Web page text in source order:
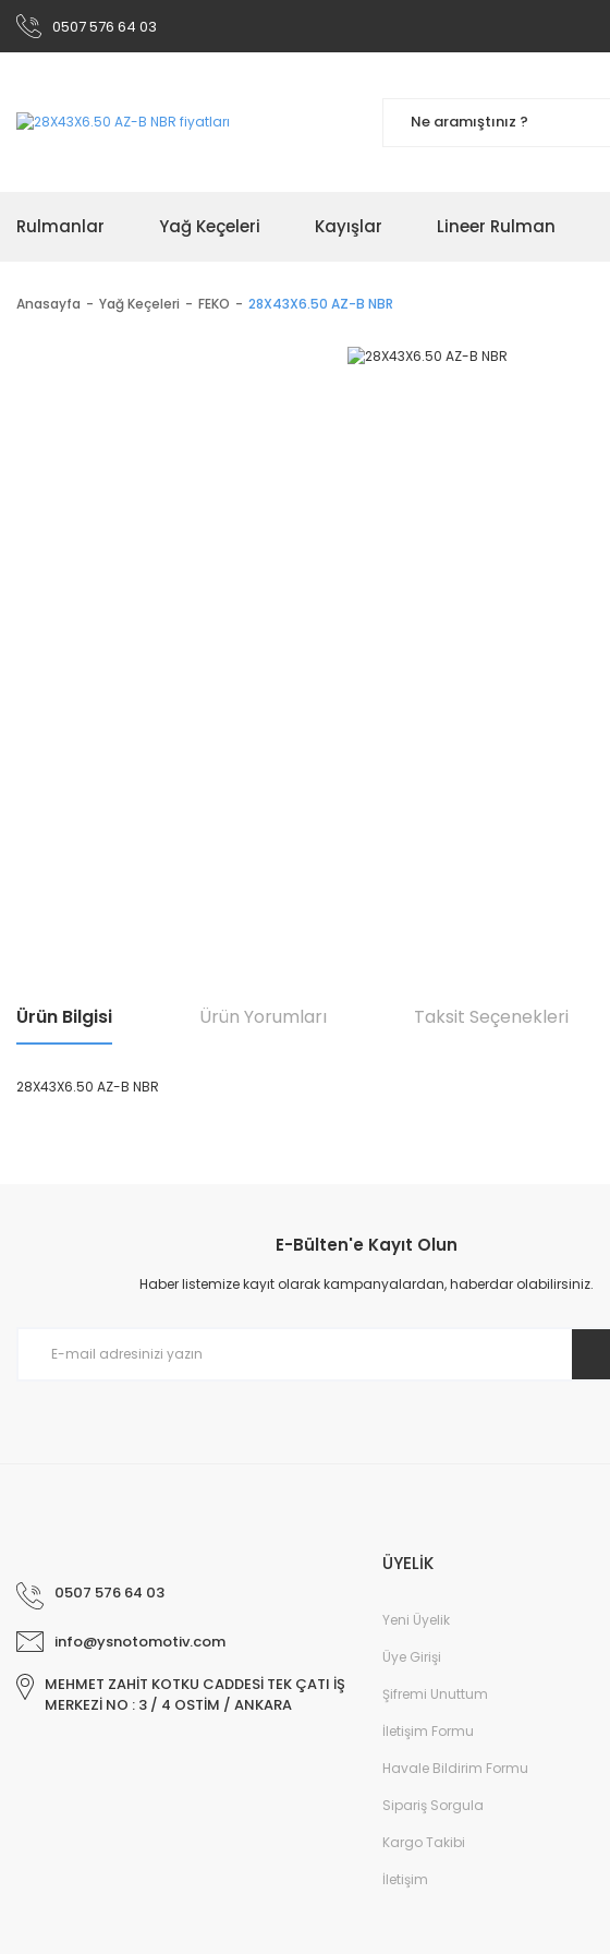
0507 576 64 03
Rulmanlar Yağ Keçeleri Kayışlar Lineer Rulman
Anasayfa Yağ Keçeleri FEKO 28X43X6.50 AZ-B NBR
Ürün Bilgisi Ürün Yorumları Taksit Seçenekleri
28X43X6.50 AZ-B NBR
Ürün resmi kalitesiz, bozuk veya görüntülenemiyor.
Ürün açıklamasında eksik bilgiler bulunuyor.
E-Bülten'e Kayıt Olun
Haber listemize kayıt olarak kampanyalardan, haberdar olabilirsiniz.
0507 576 64 03
info@ysnotomotiv.com
MEHMET ZAHİT KOTKU CADDESİ TEK ÇATI İŞ
MERKEZİ NO : 3 / 4 OSTİM / ANKARA
ÜYELİK
Yeni Üyelik
Üye Girişi
Şifremi Unuttum
İletişim Formu
Havale Bildirim Formu
Sipariş Sorgula
Kargo Takibi
İletişim